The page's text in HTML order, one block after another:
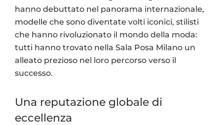
hanno debuttato nel panorama internazionale,
modelle che sono diventate volti iconici, stilisti
che hanno rivoluzionato il mondo della moda:
tutti hanno trovato nella Sala Posa Milano un
alleato prezioso nel loro percorso verso il
successo.
Una reputazione globale di
eccellenza